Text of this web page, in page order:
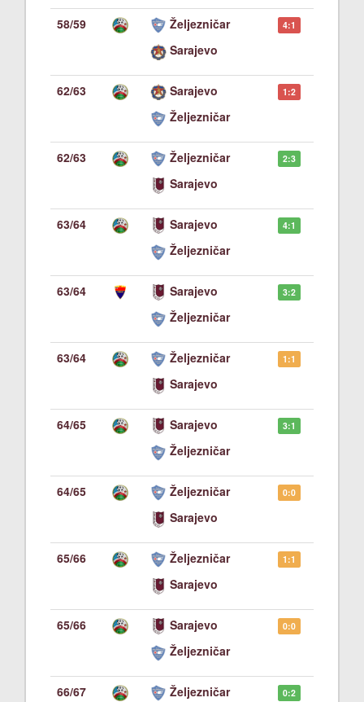
58/59
Željezničar
Sarajevo
4:1
62/63
Sarajevo
Željezničar
1:2
62/63
Željezničar
Sarajevo
2:3
63/64
Sarajevo
Željezničar
4:1
63/64
Sarajevo
Željezničar
3:2
63/64
Željezničar
Sarajevo
1:1
64/65
Sarajevo
Željezničar
3:1
64/65
Željezničar
Sarajevo
0:0
65/66
Željezničar
Sarajevo
1:1
65/66
Sarajevo
Željezničar
0:0
66/67
Željezničar
0:2